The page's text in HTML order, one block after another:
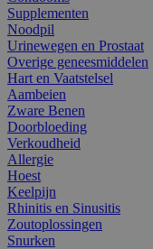
Supplementen
Noodpil
Urinewegen en Prostaat
Overige geneesmiddelen
Hart en Vaatstelsel
Aambeien
Zware Benen
Doorbloeding
Verkoudheid
Allergie
Hoest
Keelpijn
Rhinitis en Sinusitis
Zoutoplossingen
Snurken